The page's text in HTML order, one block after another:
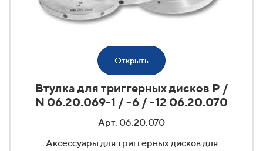
Открыть
Втулка для триггерных дисков P /
N 06.20.069-1 / -6 / -12 06.20.070
Арт. 06.20.070
Аксессуары для триггерных дисков для